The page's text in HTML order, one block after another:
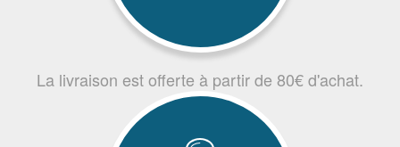
La livraison est offerte à partir de 80€ d'achat.